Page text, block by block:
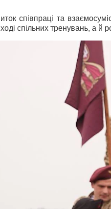
співпраці та
спільних тренувань, а й